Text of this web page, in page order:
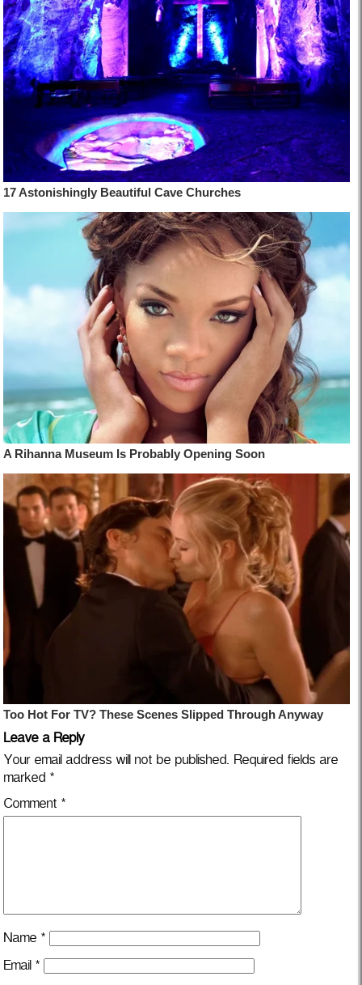
Leave a Reply
Your email address will not be published. Required fields are
marked *
Comment *
Name *
Email *